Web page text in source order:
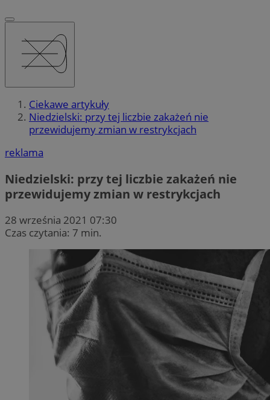
Ciekawe artykuły
Niedzielski: przy tej liczbie zakażeń nie
przewidujemy zmian w restrykcjach
reklama
Niedzielski: przy tej liczbie zakażeń nie
przewidujemy zmian w restrykcjach
28 września 2021 07:30
Czas czytania: 7 min.